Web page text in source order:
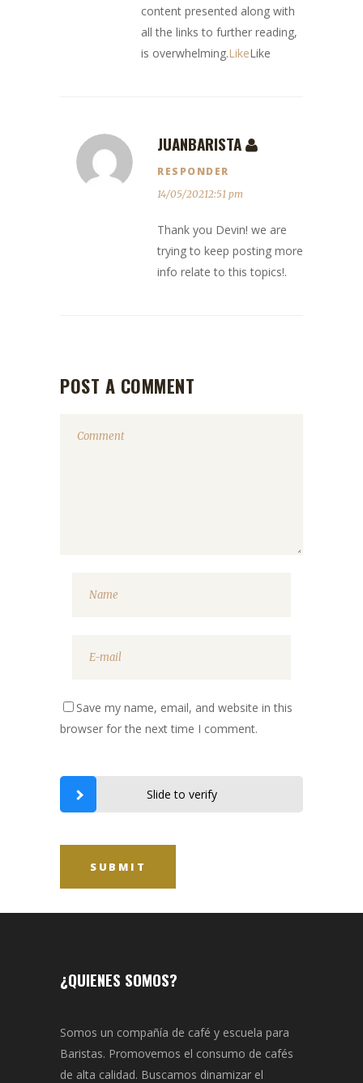
content presented along with
all the links to further reading,
is overwhelming.LikeLike
JUANBARISTA
RESPONDER
14/05/20212:51 pm
Thank you Devin! we are
trying to keep posting more
info relate to this topics!.
POST A COMMENT
Save my name, email, and website in this
browser for the next time I comment.
Slide to verify
¿QUIENES SOMOS?
Somos un compañía de café y escuela para
Baristas. Promovemos el consumo de cafés
de alta calidad. Buscamos dinamizar el